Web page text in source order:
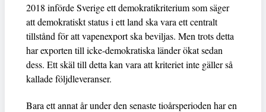
2018 införde Sverige ett demokratikriterium som säger
att demokratiskt status i ett land ska vara ett centralt
tillstånd för att vapenexport ska beviljas. Men trots detta
har exporten till icke-demokratiska länder ökat sedan
dess. Ett skäl till detta kan vara att kriteriet inte gäller så
kallade följdleveranser.
Bara ett annat år under den senaste tioårsperioden har en